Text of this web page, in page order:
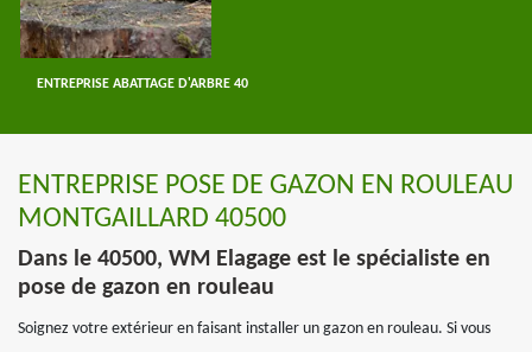
ENTREPRISE ABATTAGE D'ARBRE 40
ENTREPRISE POSE DE GAZON EN ROULEAU
MONTGAILLARD 40500
Dans le 40500, WM Elagage est le spécialiste en
pose de gazon en rouleau
Soignez votre extérieur en faisant installer un gazon en rouleau. Si vous